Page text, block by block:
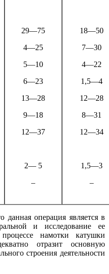
29—75
4—25
5—10
6—23
13—28
9—18
12—37
2— 5
–
18—50
7—30
4—22
1,5—4
12—28
8—31
12—34
1,5—3
–
операция яв­ляется в
и ис­следование ее
намотки катушки
отразит основную
строения деятельности